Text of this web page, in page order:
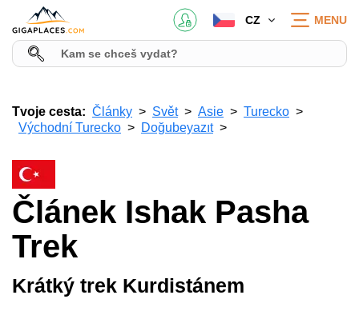
CZ MENU
Tvoje cesta: Články Svět Asie
Turecko
Východní Turecko
Doğubeyazıt
Článek Ishak Pasha
Trek
Krátký trek Kurdistánem